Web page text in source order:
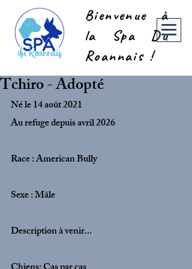
Bienvenue à
la Spa Du
Roannais !
Tchiro - Adopté
Né le 14 août 2021
Au refuge depuis avril 2026
Race : American Bully
Sexe : Mâle
Description à venir...